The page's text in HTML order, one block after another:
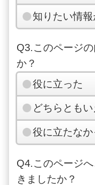
知りたい情
Q3.このページ
か？
役に立った
どちらとも
役に立たなか
Q4.このページ
きましたか？